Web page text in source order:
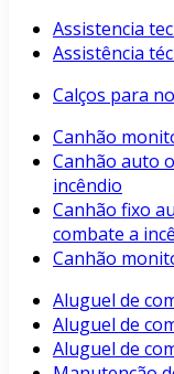
Assistencia
Assistência
Calços para
Canhão
Canhão auto
incêndio
Canhão fixo
combate a
Canhão
Aluguel de
Aluguel de
Aluguel de